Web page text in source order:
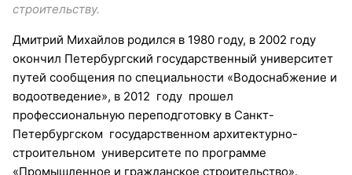
строительству.
Дмитрий Михайлов родился в 1980 году, в 2002 году
окончил Петербургский государственный университет
путей сообщения по специальности «Водоснабжение и
водоотведение», в 2012 году прошел
профессиональную переподготовку в Санкт-
Петербургском государственном архитектурно-
строительном университете по программе
«Промышленное и гражданское строительство».